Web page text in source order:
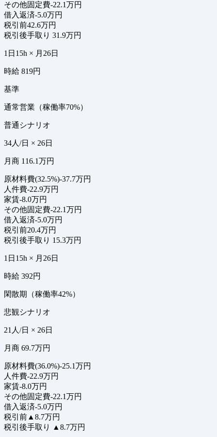
その他固定費-22.1万円
借入返済-5.0万円
税引前42.6万円
税引後手取り 31.9万円
1日15h × 月26日
時給 819円
基準
通常営業（稼働率70%）
普通シナリオ
34人/日 × 26日
月商 116.1万円
原材料費(32.5%)-37.7万円
人件費-22.9万円
家賃-8.0万円
その他固定費-22.1万円
借入返済-5.0万円
税引前20.4万円
税引後手取り 15.3万円
1日15h × 月26日
時給 392円
閑散期（稼働率42%）
悲観シナリオ
21人/日 × 26日
月商 69.7万円
原材料費(36.0%)-25.1万円
人件費-22.9万円
家賃-8.0万円
その他固定費-22.1万円
借入返済-5.0万円
税引前 ▲8.7万円
税引後手取り
▲8.7万円